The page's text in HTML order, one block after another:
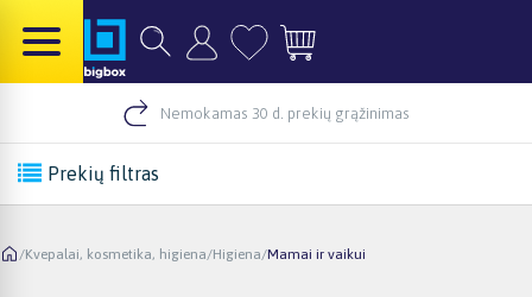
Nemokamas 30 d. prekių grąžinimas
Prekių filtras
/Kvepalai, kosmetika, higiena/Higiena/Mamai ir vaikui